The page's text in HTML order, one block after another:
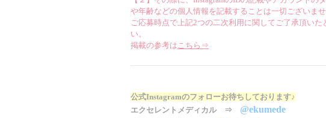
や年齢などの個人情報を記載することは一切ございま
ご応募時点で上記2つの二次利用に関してご了承頂い
い。
掲載の参考はこちら⇒
公式Instagramのフォローお待ちしております♪
エクセレントメディカル ⇒ @ekumede